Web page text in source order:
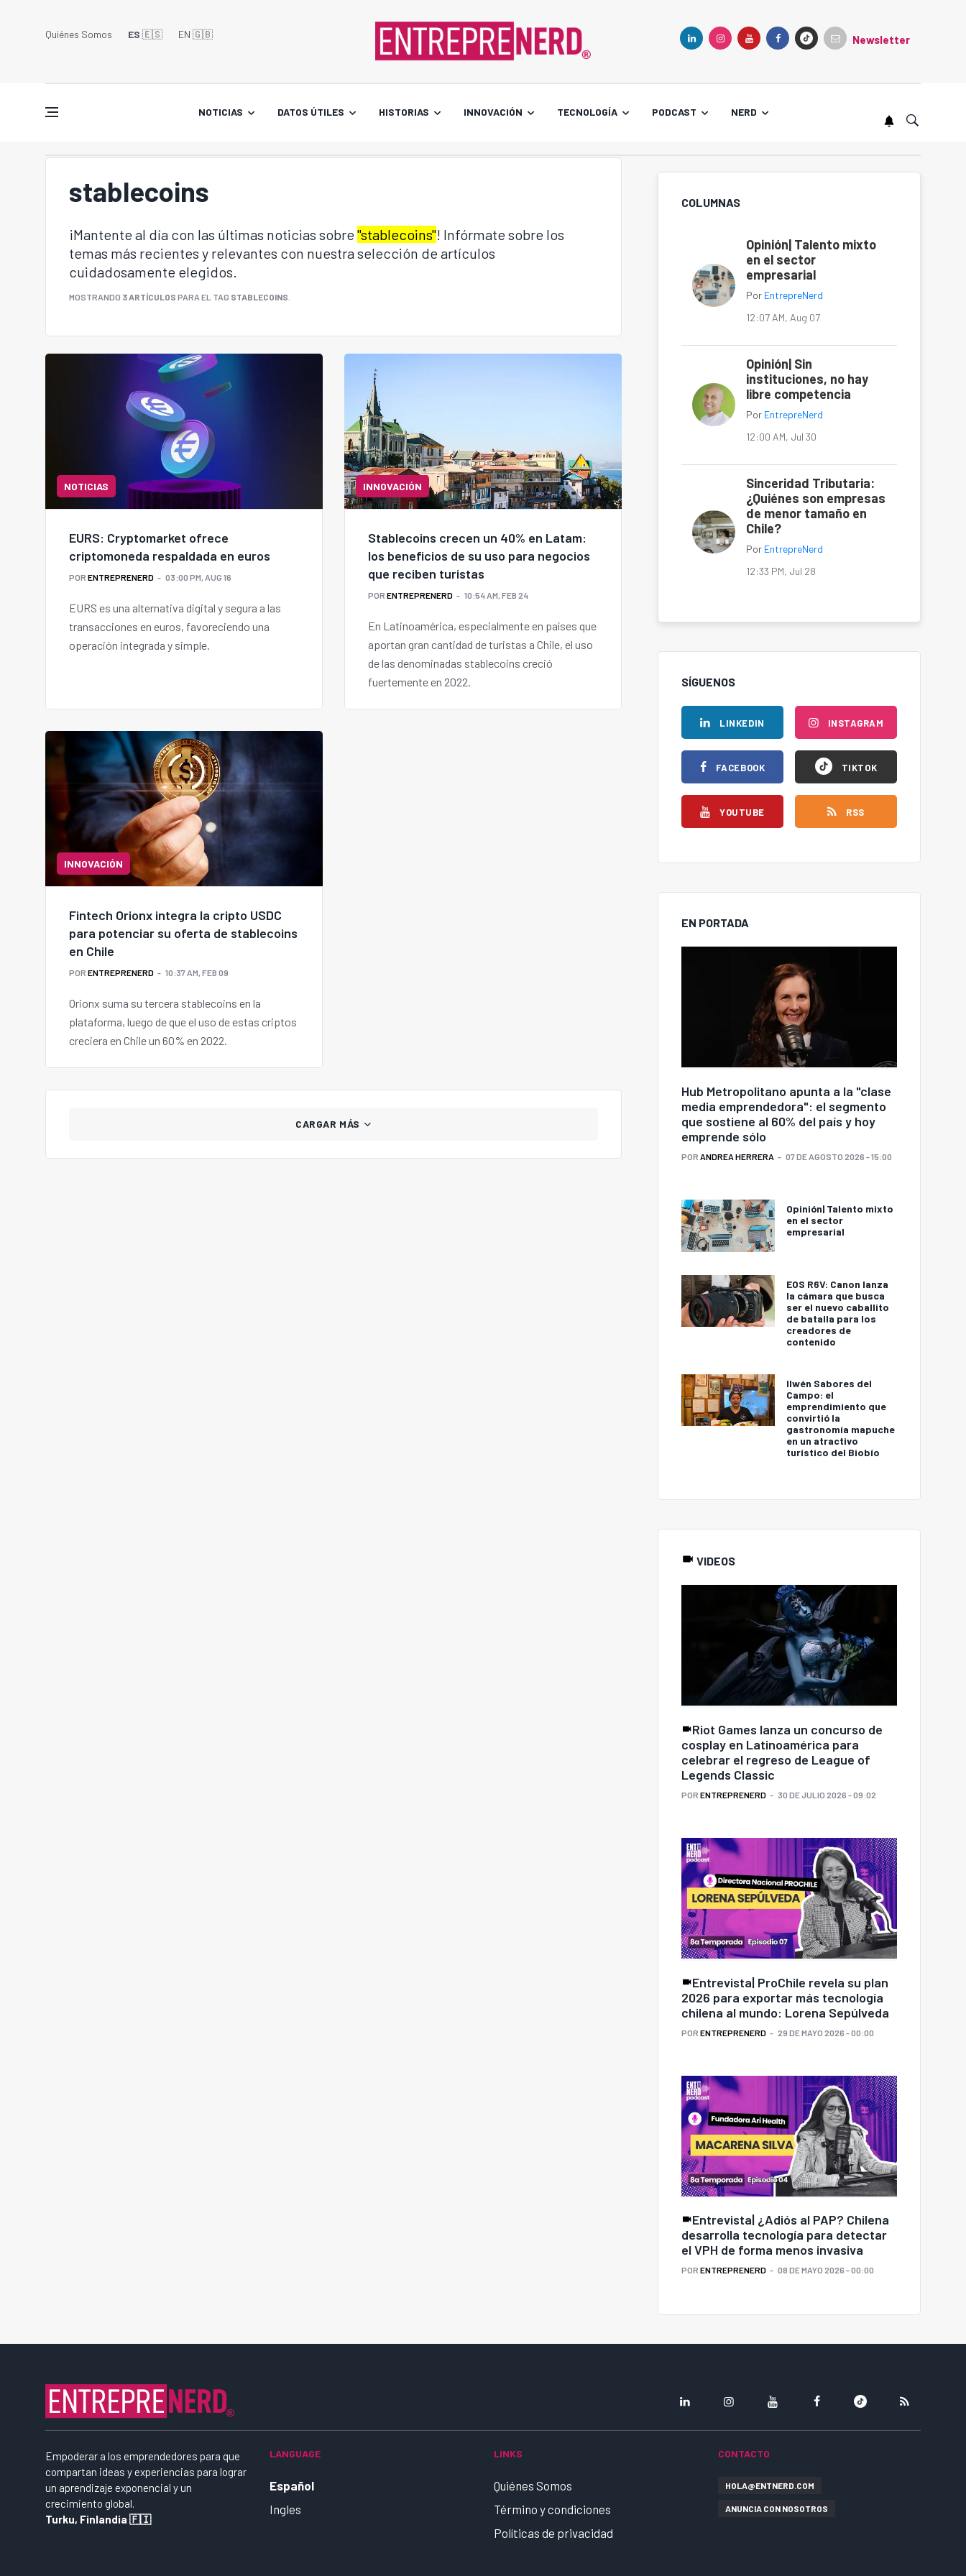
Quiénes Somos ES 🇪🇸 EN 🇬🇧󠁢󠁥󠁮󠁧󠁿 Newsletter
NOTICIAS DATOS ÚTILES HISTORIAS INNOVACIÓN TECNOLOGÍA PODCAST NERD
stablecoins
¡Mantente al día con las últimas noticias sobre "stablecoins"! Infórmate sobre los
temas más recientes y relevantes con nuestra selección de artículos
cuidadosamente elegidos.
MOSTRANDO 3 ARTÍCULOS PARA EL TAG STABLECOINS
NOTICIAS
EURS: Cryptomarket ofrece
criptomoneda respaldada en euros
POR ENTREPRENERD 03:00 PM, AUG 16
EURS es una alternativa digital y segura a las
transacciones en euros, favoreciendo una
operación integrada y simple.
INNOVACIÓN
Stablecoins crecen un 40% en Latam:
los beneficios de su uso para negocios
que reciben turistas
POR ENTREPRENERD 10:54 AM, FEB 24
En Latinoamérica, especialmente en países que
aportan gran cantidad de turistas a Chile, el uso
de las denominadas stablecoins creció
fuertemente en 2022.
INNOVACIÓN
Fintech Orionx integra la cripto USDC
para potenciar su oferta de stablecoins
en Chile
POR ENTREPRENERD 10:37 AM, FEB 09
Orionx suma su tercera stablecoins en la
plataforma, luego de que el uso de estas criptos
creciera en Chile un 60% en 2022.
CARGAR MÁS
COLUMNAS
Opinión| Talento mixto
en el sector
empresarial
Por EntrepreNerd
12:07 AM, Aug 07
Opinión| Sin
instituciones, no hay
libre competencia
Por EntrepreNerd
12:00 AM, Jul 30
Sinceridad Tributaria:
¿Quiénes son empresas
de menor tamaño en
Chile?
Por EntrepreNerd
12:33 PM, Jul 28
SÍGUENOS
LINKEDIN
FACEBOOK
YOUTUBE
INSTAGRAM
TIKTOK
RSS
EN PORTADA
Hub Metropolitano apunta a la "clase
media emprendedora": el segmento
que sostiene al 60% del país y hoy
emprende sólo
POR ANDREA HERRERA 07 DE AGOSTO 2026 - 15:00
Opinión| Talento mixto
en el sector
empresarial
EOS R6V: Canon lanza
la cámara que busca
ser el nuevo caballito
de batalla para los
creadores de
contenido
Ilwén Sabores del
Campo: el
emprendimiento que
convirtió la
gastronomía mapuche
en un atractivo
turístico del Biobío
VIDEOS
Riot Games lanza un concurso de
cosplay en Latinoamérica para
celebrar el regreso de League of
Legends Classic
POR ENTREPRENERD 30 DE JULIO 2026 - 09:02
Entrevista| ProChile revela su plan
2026 para exportar más tecnología
chilena al mundo: Lorena Sepúlveda
POR ENTREPRENERD 29 DE MAYO 2026 - 00:00
Entrevista| ¿Adiós al PAP? Chilena
desarrolla tecnología para detectar
el VPH de forma menos invasiva
POR ENTREPRENERD 08 DE MAYO 2026 - 00:00
Empoderar a los emprendedores para que
compartan ideas y experiencias para lograr
un aprendizaje exponencial y un
crecimiento global.
Turku, Finlandia 🇫🇮
LANGUAGE
Español
Ingles
LINKS
Quiénes Somos
Término y condiciones
Políticas de privacidad
CONTACTO
HOLA@ENTNERD.COM
ANUNCIA CON NOSOTROS